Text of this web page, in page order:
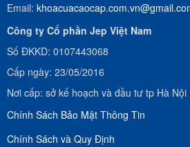
Email:
Công ty Cổ phần Jep Việt Nam
Số ĐKKD: 0107443068
Cấp ngày: 23/05/2016
Nơi cấp: sở kế hoạch và đầu tư tp Hà Nội
Chính Sách Bảo Mật Thông Tin
Chính Sách và Quy Định